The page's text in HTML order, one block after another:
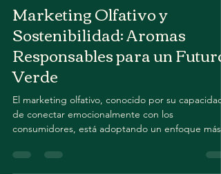
30 ene 2025
2 min de lectura
Marketing Olfativo y
Sostenibilidad: Aromas
Responsables para un Futuro
Verde
El marketing olfativo, conocido por su capacidad
consumidores, está adoptando un enfoque